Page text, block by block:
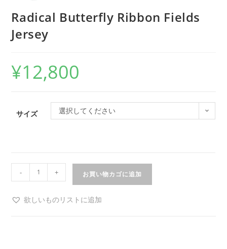
Radical Butterfly Ribbon Fields
Jersey
¥12,800
サイズ 選択してください
- + お買い物カゴに追加
欲しいものリストに追加